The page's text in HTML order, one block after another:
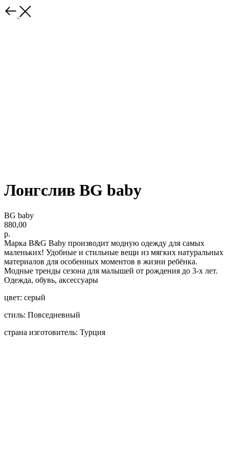
Лонгслив BG baby
BG baby
880,00
р.
Марка B&G Baby производит модную одежду для самых
маленьких! Удобные и стильные вещи из мягких натуральных
материалов для особенных моментов в жизни ребёнка.
Модные тренды сезона для малышей от рождения до 3-х лет.
Одежда, обувь, аксессуары
цвет: серый
стиль: Повседневный
страна изготовитель: Турция